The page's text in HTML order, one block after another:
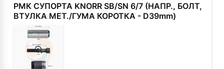
РМК СУПОРТА KNORR SB/SN 6/7 (НАПР., БОЛТ,
ВТУЛКА МЕТ./ГУМА КОРОТКА - D39mm)